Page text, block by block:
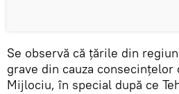
Se observă că țările din
grave din cauza
Mijlociu, în special după ce